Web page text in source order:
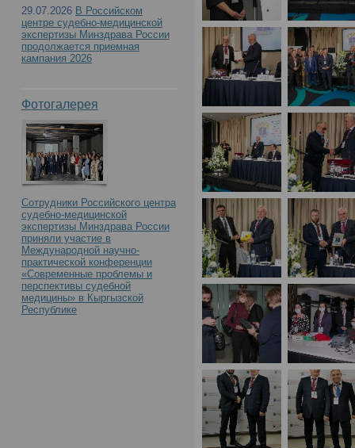
Российского центра
экспертизы. К 90-
образования»(День1)
29.07.2026 В Российском
центре судебно-медицинской
экспертизы Минздрава России
продолжается приемная
кампания 2026
Фотогалерея
Сотрудники Российского центра
судебно-медицинской
экспертизы Минздрава России
приняли участие в
Международной научно-
практической конференции
«Современные проблемы и
перспективы судебной
медицины» в Кыргызской
Республике